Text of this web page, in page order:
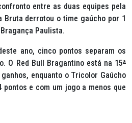
entre as duas equipes pela
Bruta derrotou o time gaúcho por 1
Paulista.
ano, cinco pontos separam os
O Red Bull Bragantino está na 15ª
enquanto o Tricolor Gaúcho
pontos e com um jogo a menos que